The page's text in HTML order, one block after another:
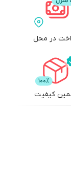
در محل
کیفیت